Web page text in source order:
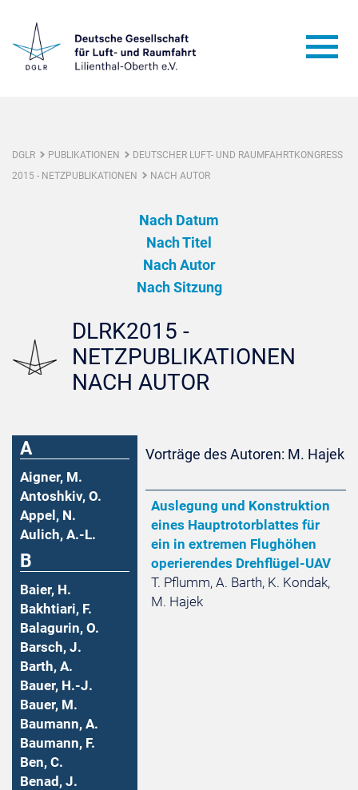
DGLR PUBLIKATIONEN
DEUTSCHER LUFT- UND RAUMFAHRTKONGRESS
2015 - NETZPUBLIKATIONEN
NACH AUTOR
Nach Datum
Nach Titel
Nach Autor
Nach Sitzung
DLRK2015 -
NETZPUBLIKATIONEN
NACH AUTOR
A
Aigner, M.
Antoshkiv, O.
Appel, N.
Aulich, A.-L.
B
Baier, H.
Bakhtiari, F.
Balagurin, O.
Barsch, J.
Barth, A.
Bauer, H.-J.
Bauer, M.
Baumann, A.
Baumann, F.
Ben, C.
Benad, J.
Vorträge des Autoren: M. Hajek
Auslegung und Konstruktion
eines Hauptrotorblattes für
ein in extremen Flughöhen
operierendes Drehflügel-UAV
T. Pflumm, A. Barth, K. Kondak,
M. Hajek